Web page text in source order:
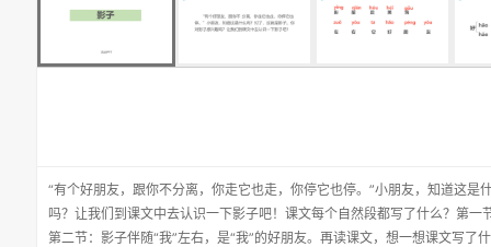
“有个好朋友，跟你不分离，你走它也走，你停它也停。”小朋友，知道这是
吗？让我们到课文中去认识一下影子吧！课文每个自然段都写了什么？第一
第二节：影子伴随“我”左右，是“我”的好朋友。再读课文，想一想课文写了